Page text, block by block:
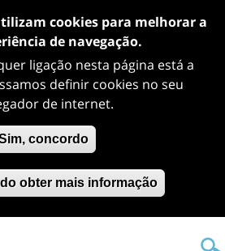
cookies para melhorar a
de navegação.
ligação nesta página está a
definir cookies no seu
de internet.
concordo
obter mais informação